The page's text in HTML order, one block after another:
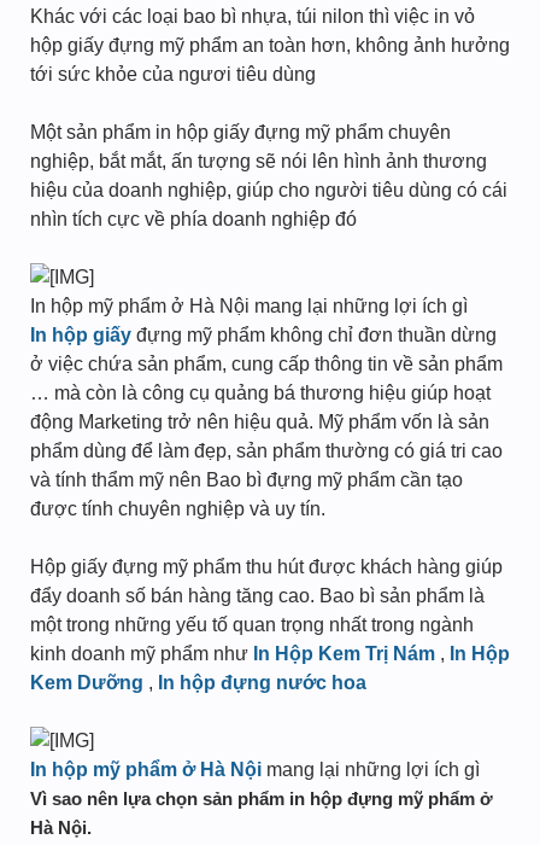
Khác với các loại bao bì nhựa, túi nilon thì việc in vỏ
hộp giấy đựng mỹ phẩm an toàn hơn, không ảnh hưởng
tới sức khỏe của ngươi tiêu dùng
Một sản phẩm in hộp giấy đựng mỹ phẩm chuyên
nghiệp, bắt mắt, ấn tượng sẽ nói lên hình ảnh thương
hiệu của doanh nghiệp, giúp cho người tiêu dùng có cái
nhìn tích cực về phía doanh nghiệp đó
In hộp mỹ phẩm ở Hà Nội mang lại những lợi ích gì
In hộp giấy đựng mỹ phẩm không chỉ đơn thuần dừng
ở việc chứa sản phẩm, cung cấp thông tin về sản phẩm
… mà còn là công cụ quảng bá thương hiệu giúp hoạt
động Marketing trở nên hiệu quả. Mỹ phẩm vốn là sản
phẩm dùng để làm đẹp, sản phẩm thường có giá tri cao
và tính thẩm mỹ nên Bao bì đựng mỹ phẩm cần tạo
được tính chuyên nghiệp và uy tín.
Hộp giấy đựng mỹ phẩm thu hút được khách hàng giúp
đẩy doanh số bán hàng tăng cao. Bao bì sản phẩm là
một trong những yếu tố quan trọng nhất trong ngành
kinh doanh mỹ phẩm như In Hộp Kem Trị Nám , In Hộp
Kem Dưỡng , In hộp đựng nước hoa
In hộp mỹ phẩm ở Hà Nội mang lại những lợi ích gì
Vì sao nên lựa chọn sản phẩm in hộp đựng mỹ phẩm ở
Hà Nội.